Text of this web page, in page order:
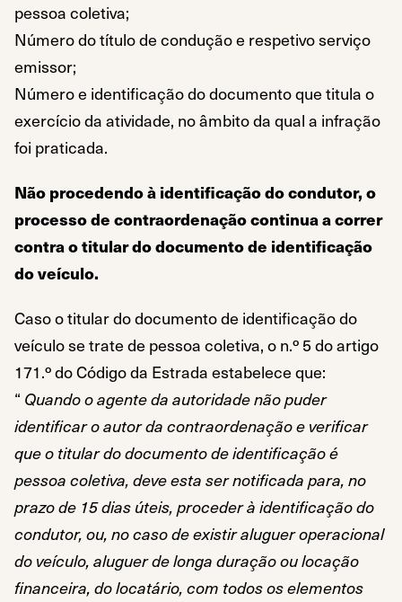
pessoa coletiva;
Número do título de condução e respetivo serviço
emissor;
Número e identificação do documento que titula o
exercício da atividade, no âmbito da qual a infração
foi praticada.
Não procedendo à identificação do condutor, o
processo de contraordenação continua a correr
contra o titular do documento de identificação
do veículo.
Caso o titular do documento de identificação do
veículo se trate de pessoa coletiva, o n.º 5 do artigo
171.º do Código da Estrada estabelece que:
“ Quando o agente da autoridade não puder
identificar o autor da contraordenação e verificar
que o titular do documento de identificação é
pessoa coletiva, deve esta ser notificada para, no
prazo de 15 dias úteis, proceder à identificação do
condutor, ou, no caso de existir aluguer operacional
do veículo, aluguer de longa duração ou locação
financeira, do locatário, com todos os elementos